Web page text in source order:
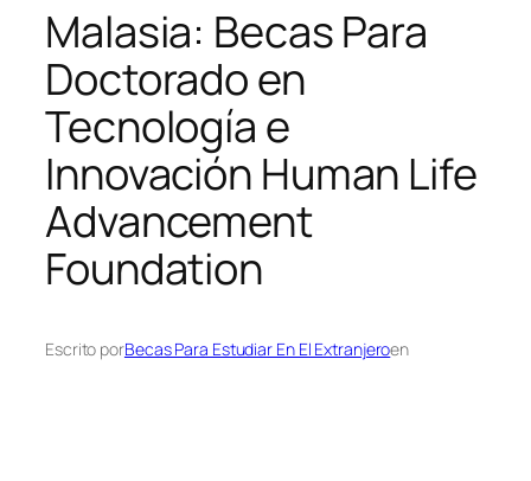
Malasia: Becas Para
Doctorado en
Tecnología e
Innovación Human Life
Advancement
Foundation
Escrito porBecas Para Estudiar En El Extranjeroen